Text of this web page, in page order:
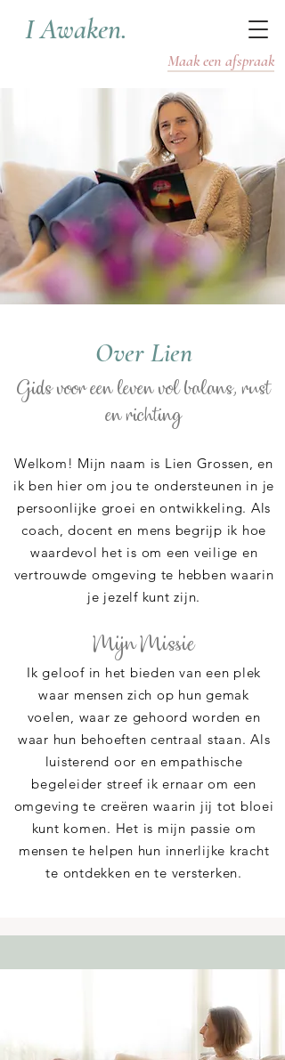
I Awaken.
Maak een afspraak
Over Lien
Gids voor een leven vol balans, rust
en richting
Welkom! Mijn naam is Lien Grossen, en
ik ben hier om jou te ondersteunen in je
persoonlijke groei en ontwikkeling. Als
coach, docent en mens begrijp ik hoe
waardevol het is om een veilige en
vertrouwde omgeving te hebben waarin
je jezelf kunt zijn.
Mijn Missie
Ik geloof in het bieden van een plek
waar mensen zich op hun gemak
voelen, waar ze gehoord worden en
waar hun behoeften centraal staan. Als
luisterend oor en empathische
begeleider streef ik ernaar om een
omgeving te creëren waarin jij tot bloei
kunt komen. Het is mijn passie om
mensen te helpen hun innerlijke kracht
te ontdekken en te versterken.